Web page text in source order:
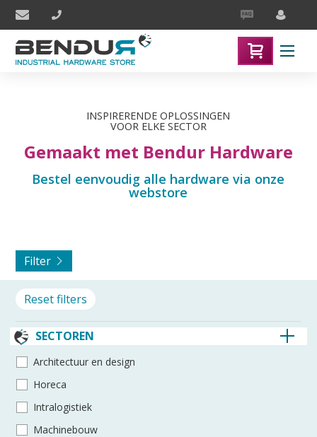
INSPIRERENDE ­OPLOSSINGEN
VOOR ELKE SECTOR
Gemaakt met Bendur Hardware
Bestel eenvoudig alle hardware via onze
webstore
Filter
Reset filters
SECTOREN
Architec­tuur en design
Horeca
Intra­logistiek
Machine­bouw